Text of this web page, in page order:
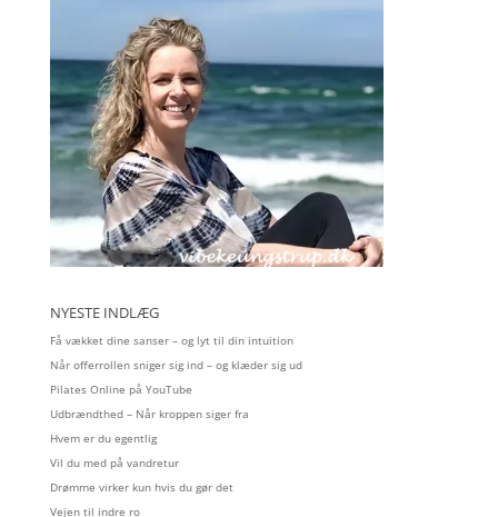
NYESTE INDLÆG
Få vækket dine sanser – og lyt til din intuition
Når offerrollen sniger sig ind – og klæder sig ud
Pilates Online på YouTube
Udbrændthed – Når kroppen siger fra
Hvem er du egentlig
Vil du med på vandretur
Drømme virker kun hvis du gør det
Vejen til indre ro